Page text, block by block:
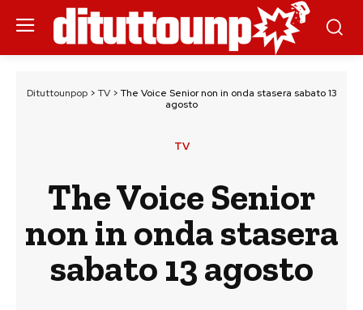
Dituttounpop> TV> The Voice Senior non in onda stasera sabato 13
agosto
TV
The Voice Senior
non in onda stasera
sabato 13 agosto